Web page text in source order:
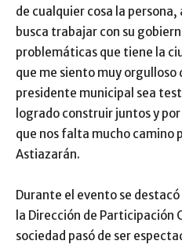
de cualquier cosa la
busca trabajar con su
problemáticas que tiene la
que me siento muy orgulloso
presidente municipal sea
logrado construir juntos y
que nos falta mucho camino
Astiazarán.
Durante el evento se
la Dirección de Participación
sociedad pasó de ser